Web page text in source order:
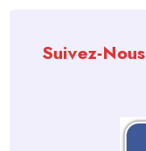
Suivez-Nous